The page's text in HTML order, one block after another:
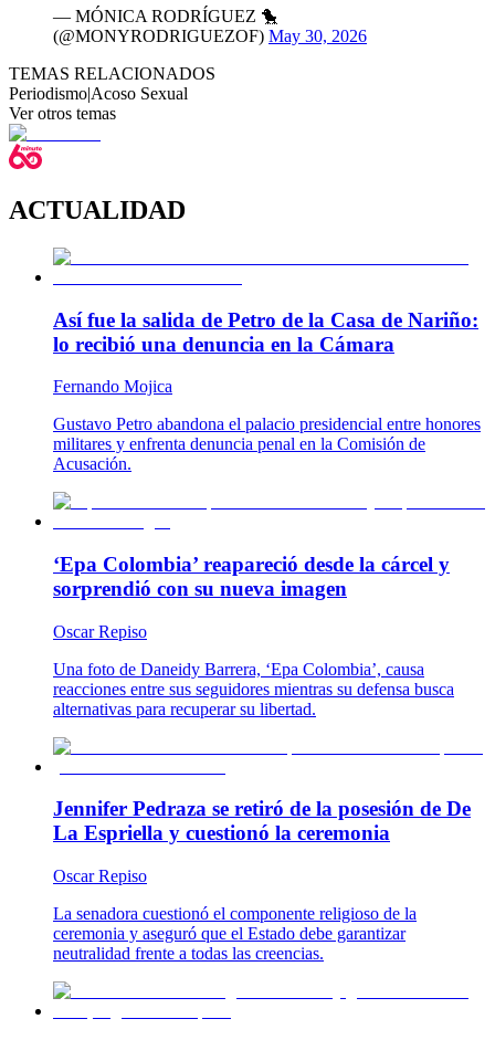
— MÓNICA RODRÍGUEZ 🐤
(@MONYRODRIGUEZOF) May 30, 2026
TEMAS RELACIONADOS
Periodismo|Acoso Sexual
Ver otros temas
ACTUALIDAD
Así fue la salida de Petro de la Casa de Nariño:
lo recibió una denuncia en la Cámara
Fernando Mojica
Gustavo Petro abandona el palacio presidencial entre honores
militares y enfrenta denuncia penal en la Comisión de
Acusación.
‘Epa Colombia’ reapareció desde la cárcel y
sorprendió con su nueva imagen
Oscar Repiso
Una foto de Daneidy Barrera, ‘Epa Colombia’, causa
reacciones entre sus seguidores mientras su defensa busca
alternativas para recuperar su libertad.
Jennifer Pedraza se retiró de la posesión de De
La Espriella y cuestionó la ceremonia
Oscar Repiso
La senadora cuestionó el componente religioso de la
ceremonia y aseguró que el Estado debe garantizar
neutralidad frente a todas las creencias.